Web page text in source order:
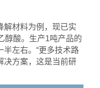
解材料为例，现已实
醇酸。生产1吨产品的
左右。“更多技术路
决方案，这是当前研